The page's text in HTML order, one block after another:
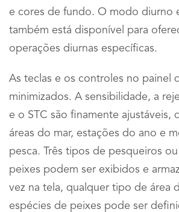
e cores de fundo. O modo diurno
também está disponível para
operações diurnas específicas.
As teclas e os controles no painel
minimizados. A sensibilidade, a
e o STC são finamente ajustáveis,
áreas do mar, estações do ano e
pesca. Três tipos de pesqueiros
peixes podem ser exibidos e
vez na tela, qualquer tipo de área
espécies de peixes pode ser